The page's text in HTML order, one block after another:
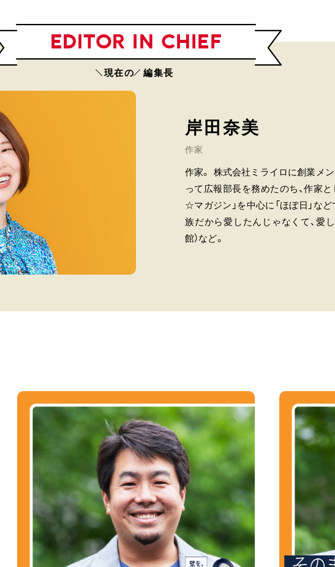
EDITOR IN CHIEF
現在の 編集長
岸田奈美
作家
作家。 株式会社ミライロに創業メ
って広報部長を務めたのち、作家
☆マガジン」を中心に「ほぼ日」な
族だから愛したんじゃなくて、愛
館）など。